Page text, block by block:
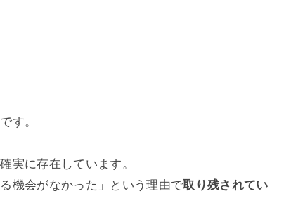
です。
実に存在しています。
機会がなかった」という理由で取り残されてい